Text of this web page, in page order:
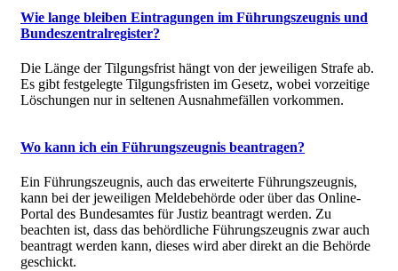
Wie lange bleiben Eintragungen im Führungszeugnis und
Bundeszentralregister?
Die Länge der Tilgungsfrist hängt von der jeweiligen Strafe ab.
Es gibt festgelegte Tilgungsfristen im Gesetz, wobei vorzeitige
Löschungen nur in seltenen Ausnahmefällen vorkommen.
Wo kann ich ein Führungszeugnis beantragen?
Ein Führungszeugnis, auch das erweiterte Führungszeugnis,
kann bei der jeweiligen Meldebehörde oder über das Online-
Portal des Bundesamtes für Justiz beantragt werden. Zu
beachten ist, dass das behördliche Führungszeugnis zwar auch
beantragt werden kann, dieses wird aber direkt an die Behörde
geschickt.